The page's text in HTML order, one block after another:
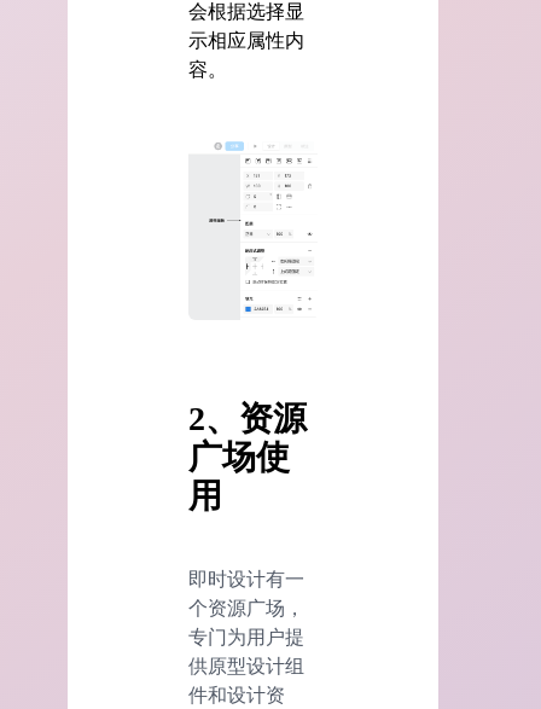
会根据选择显
示相应属性内
容。
2、资源
广场使
用
即时设计有一
个资源广场，
专门为用户提
供原型设计组
件和设计资